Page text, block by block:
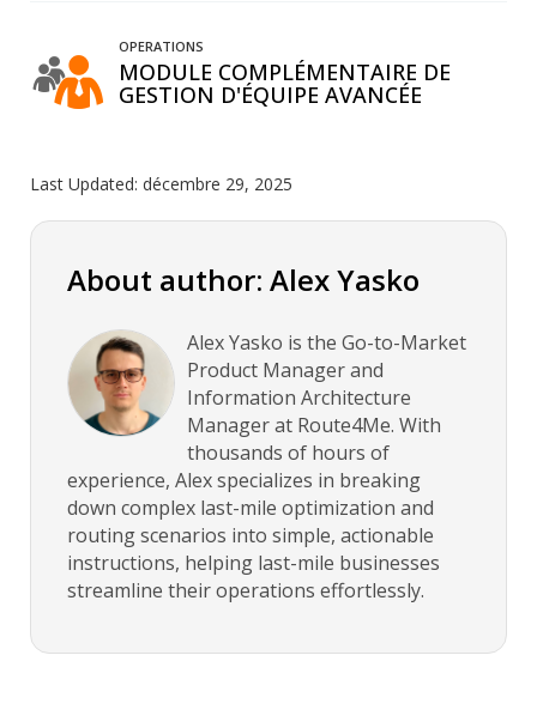
OPERATIONS
MODULE COMPLÉMENTAIRE DE
GESTION D'ÉQUIPE AVANCÉE
Last Updated: décembre 29, 2025
About author: Alex Yasko
Alex Yasko is the Go-to-Market
Product Manager and
Information Architecture
Manager at Route4Me. With
thousands of hours of
experience, Alex specializes in breaking
down complex last-mile optimization and
routing scenarios into simple, actionable
instructions, helping last-mile businesses
streamline their operations effortlessly.